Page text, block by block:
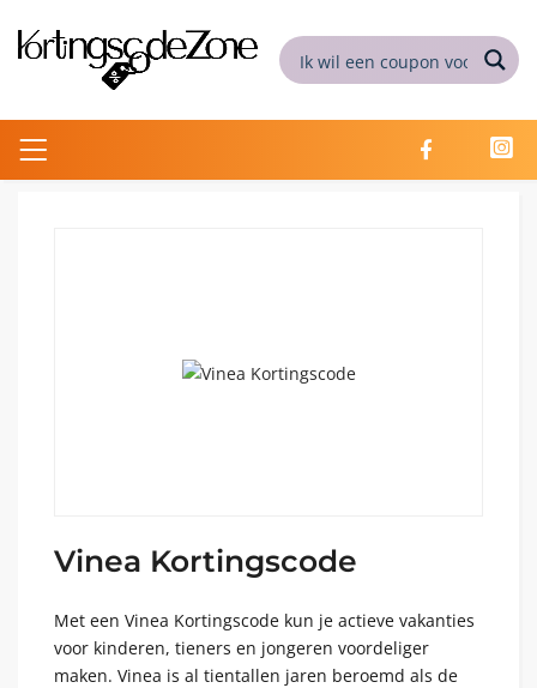
Vinea Kortingscode
Met een Vinea Kortingscode kun je actieve vakanties
voor kinderen, tieners en jongeren voordeliger
maken. Vinea is al tientallen jaren beroemd als de